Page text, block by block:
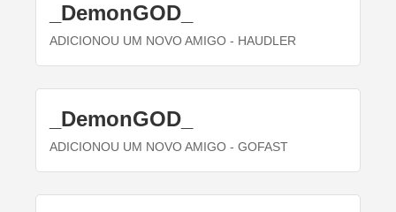
_DemonGOD_
ADICIONOU UM NOVO AMIGO - HAUDLER
_DemonGOD_
ADICIONOU UM NOVO AMIGO - GOFAST